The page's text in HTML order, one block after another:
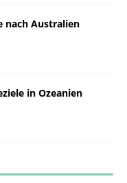
nach Australien
in Ozeanien